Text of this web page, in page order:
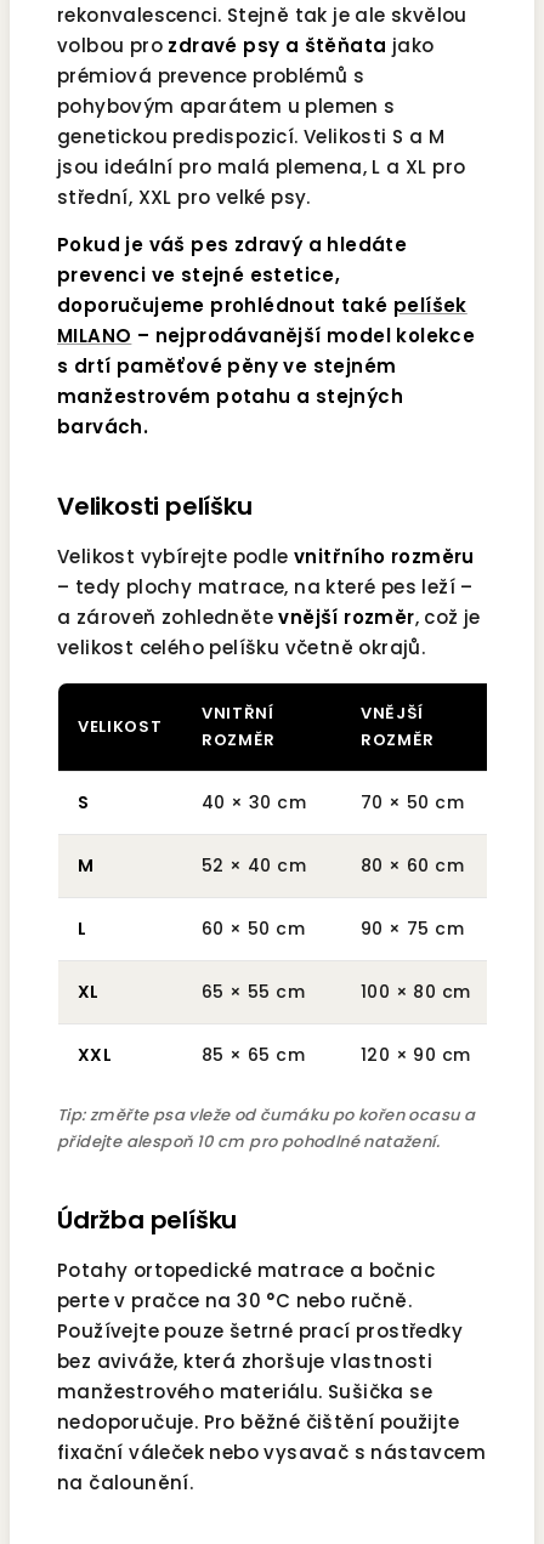
rekonvalescenci. Stejně tak je ale skvělou
volbou pro zdravé psy a štěňata jako
prémiová prevence problémů s
pohybovým aparátem u plemen s
genetickou predispozicí. Velikosti S a M
jsou ideální pro malá plemena, L a XL pro
střední, XXL pro velké psy.
Pokud je váš pes zdravý a hledáte
prevenci ve stejné estetice,
doporučujeme prohlédnout také pelíšek
MILANO – nejprodávanější model kolekce
s drtí paměťové pěny ve stejném
manžestrovém potahu a stejných
barvách.
Velikosti pelíšku
Velikost vybírejte podle vnitřního rozměru
– tedy plochy matrace, na které pes leží –
a zároveň zohlednětevnější rozměr, což je
velikost celého pelíšku včetně okrajů.
VELIKOST
VNITŘNÍ
ROZMĚR
VNĚJŠÍ
ROZMĚR
S 40 × 30 cm 70 × 50 cm
M 52 × 40 cm 80 × 60 cm
L 60 × 50 cm 90 × 75 cm
XL 65 × 55 cm 100 × 80 cm
XXL 85 × 65 cm 120 × 90 cm
Tip: změřte psa vleže od čumáku po kořen ocasu a
přidejte alespoň 10 cm pro pohodlné natažení.
Údržba pelíšku
Potahy ortopedické matrace a bočnic
perte v pračce na 30 °C nebo ručně.
Používejte pouze šetrné prací prostředky
bez aviváže, která zhoršuje vlastnosti
manžestrového materiálu. Sušička se
nedoporučuje. Pro běžné čištění použijte
fixační váleček nebo vysavač s nástavcem
na čalounění.